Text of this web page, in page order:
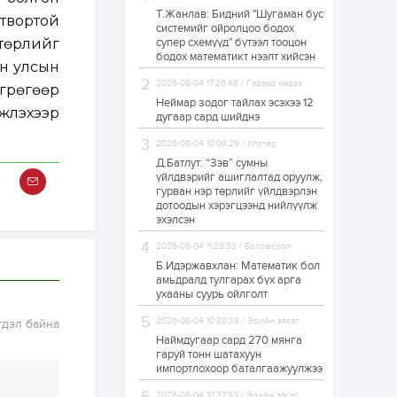
улсын
байна
ЗГ: Автобензин,
дизель түлшний
онцгой албан
татварыг тэглэлээ
1 өдөр 2
З.Мэндсайхан:
Хүнсний нөөцийг
бэлтгэх агуулах,
зоорь бэлтгэх ААН-
үүдэд хөнгөлөлттэй
зээл олгоно
1 өдөр 1 0
Европ дахь
соёлын наадам
боллоо
1 өдөр 2
Өнгөрсөн сард
металл худалдан
авчээ
1 өдөр 0 0
Т.Жанлав: Бидний "Шугаман бус
системийг ойролцоо бодох
супер схемүүд" бүтээл тооцон
бодох математикт нээлт хийсэн
2026-08-04 17:26:48 / Гадаад мэдээ
Неймар зодог тайлах эсэхээ 12
дугаар сард шийднэ
2026-08-04 10:08:29 / Улстөр
Д.Батлут: “Зэв” сумны
үйлдвэрийг ашиглалтад оруулж,
гурван нэр төрлийг үйлдвэрлэн
дотоодын хэрэгцээнд нийлүүлж
эхэлсэн
2026-08-04 11:28:33 / Боловсрол
Б.Идэржавхлан: Математик бол
амьдралд тулгарах бүх арга
ухааны суурь ойлголт
2026-08-04 10:30:38 / Эдийн засаг
Наймдугаар сард 270 мянга
гаруй тонн шатахуун
импортлохоор баталгаажуулжээ